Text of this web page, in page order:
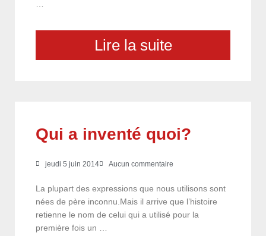
Lire la suite
Qui a inventé quoi?
jeudi 5 juin 2014 Aucun commentaire
La plupart des expressions que nous utilisons sont
nées de père inconnu.Mais il arrive que l’histoire
retienne le nom de celui qui a utilisé pour la
première fois un …